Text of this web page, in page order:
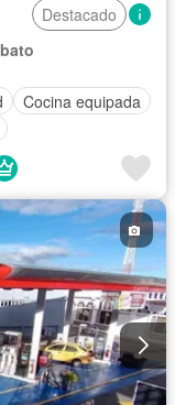
Destacado
Cocina equipada